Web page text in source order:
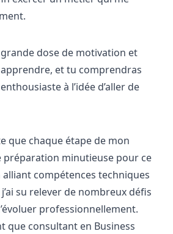
dose de motivation et
apprendre, et tu comprendras
à l’idée d’aller de
que chaque étape de mon
préparation minutieuse pour ce
compétences techniques
su relever de nombreux défis
professionnellement.
que consultant en Business